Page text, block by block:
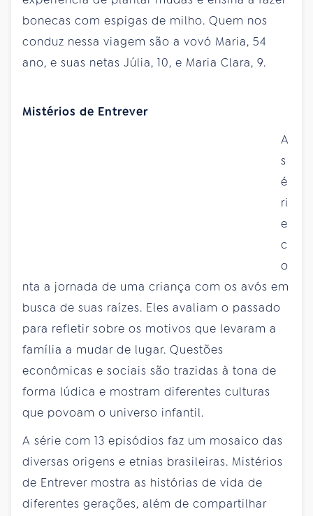
bonecas com espigas de milho. Quem nos
conduz nessa viagem são a vovó Maria, 54
ano, e suas netas Júlia, 10, e Maria Clara, 9.
Mistérios de Entrever
A
s
é
ri
e
c
o
nta a jornada de uma criança com os avós em
busca de suas raízes. Eles avaliam o passado
para refletir sobre os motivos que levaram a
família a mudar de lugar. Questões
econômicas e sociais são trazidas à tona de
forma lúdica e mostram diferentes culturas
que povoam o universo infantil.
A série com 13 episódios faz um mosaico das
diversas origens e etnias brasileiras. Mistérios
de Entrever mostra as histórias de vida de
diferentes gerações, além de compartilhar